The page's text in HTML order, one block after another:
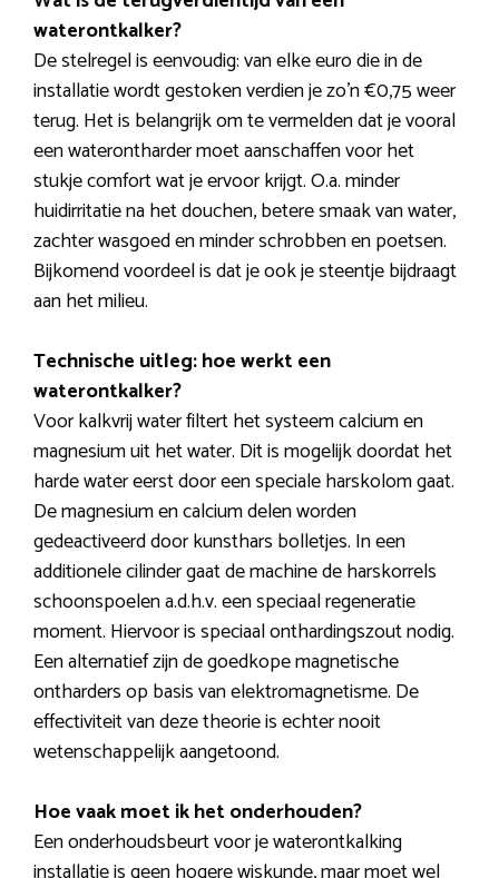
waterontkalker?
De stelregel is eenvoudig: van elke euro die in de
installatie wordt gestoken verdien je zo’n €0,75 weer
terug. Het is belangrijk om te vermelden dat je vooral
een waterontharder moet aanschaffen voor het
stukje comfort wat je ervoor krijgt. O.a. minder
huidirritatie na het douchen, betere smaak van water,
zachter wasgoed en minder schrobben en poetsen.
Bijkomend voordeel is dat je ook je steentje bijdraagt
aan het milieu.
Technische uitleg: hoe werkt een
waterontkalker?
Voor kalkvrij water filtert het systeem calcium en
magnesium uit het water. Dit is mogelijk doordat het
harde water eerst door een speciale harskolom gaat.
De magnesium en calcium delen worden
gedeactiveerd door kunsthars bolletjes. In een
additionele cilinder gaat de machine de harskorrels
schoonspoelen a.d.h.v. een speciaal regeneratie
moment. Hiervoor is speciaal onthardingszout nodig.
Een alternatief zijn de goedkope magnetische
ontharders op basis van elektromagnetisme. De
effectiviteit van deze theorie is echter nooit
wetenschappelijk aangetoond.
Hoe vaak moet ik het onderhouden?
Een onderhoudsbeurt voor je waterontkalking